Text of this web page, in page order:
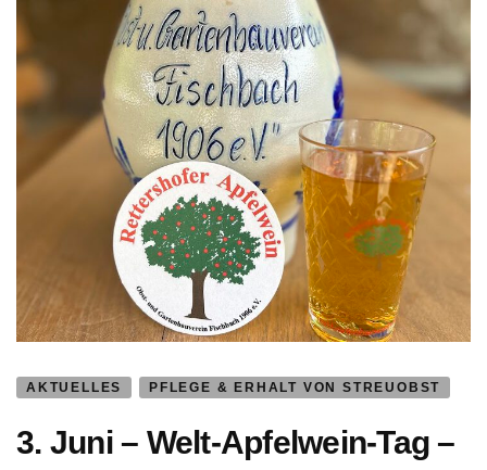
AKTUELLES PFLEGE & ERHALT VON STREUOBST
3. Juni – Welt-Apfelwein-Tag –